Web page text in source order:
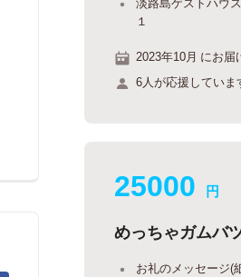
１
2023年10月 にお届
6人が応援していま
25000 円
めっちゃガムバ
お礼のメッセージ(